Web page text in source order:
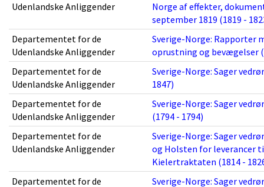
Udenlandske Anliggender
Norge af effekter,
september 1819 (1819 -
Departementet for de
Udenlandske Anliggender
Sverige-Norge: Rapporter
oprustning og bevægelser
Departementet for de
Udenlandske Anliggender
Sverige-Norge: Sager
1847)
Departementet for de
Udenlandske Anliggender
Sverige-Norge: Sager
(1794 - 1794)
Departementet for de
Udenlandske Anliggender
Sverige-Norge: Sager
og Holsten for leverancer
Kielertraktaten (1814 -
Departementet for de
Sverige-Norge: Sager